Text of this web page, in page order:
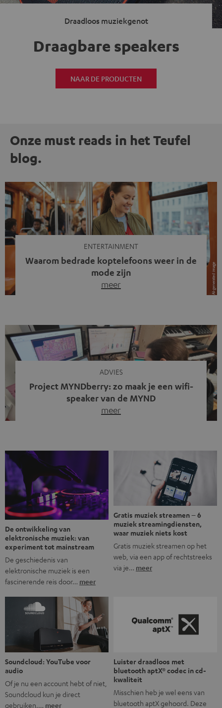
Draadloos muziekgenot
Draagbare speakers
NAAR DE PRODUCTEN
Onze must reads in het Teufel
blog.
ENTERTAINMENT
Waarom bedrade koptelefoons weer in de
mode zijn
meer
tegenwoordig iets opvallends. Op straat, in de trein en
zelfs tijdens videogesprekken dragen steeds meer
mensen weer oordopjes met een kabel. De angst voor
kabels is niet verdwenen. Maar wat op het eerste […]
ADVIES
Project MYNDberry: zo maak je een wifi-
speaker van de MYND
meer
verder ontwikkelt. In vele uren na werktijd heeft het
team samen gewerkt om de MYND uit te breiden met de
mogelijkheid om via wifi te streamen. […]
De ontwikkeling van
elektronische muziek: van
experiment tot mainstream
De geschiedenis van
elektronische muziek is een
fascinerende reis door… meer
Gratis muziek streamen – 6
muziek streamingdiensten,
waar muziek niets kost
Gratis muziek streamen op het
web, via een app of rechtstreeks
via je… meer
Soundcloud: YouTube voor
audio
Of je nu een account hebt of niet,
Soundcloud kun je direct
gebruiken.… meer
Luister draadloos met
bluetooth aptX® codec in cd-
kwaliteit
Misschien heb je wel eens van
bluetooth aptX gehoord. Deze